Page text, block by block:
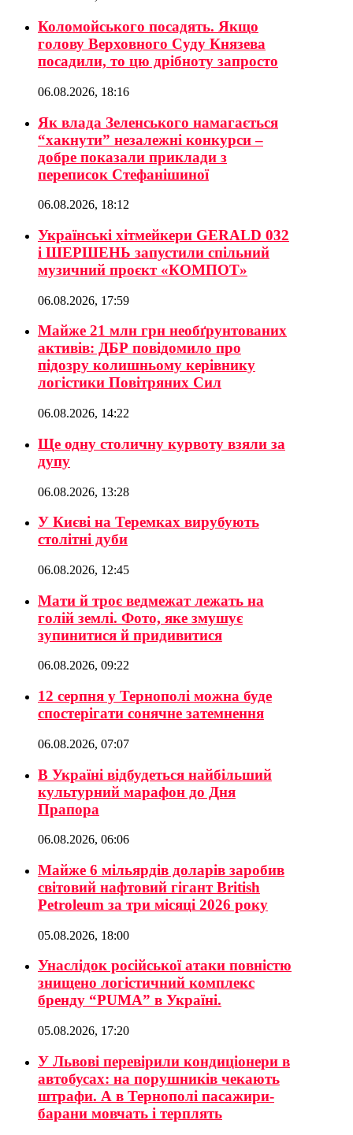
Коломойського посадять. Якщо
голову Верховного Суду Князева
посадили, то цю дрібноту запросто
06.08.2026, 18:16
Як влада Зеленського намагається
“хакнути” незалежні конкурси –
добре показали приклади з
переписок Стефанішиної
06.08.2026, 18:12
Українські хітмейкери GERALD 032
і ШЕРШЕНЬ запустили спільний
музичний проєкт «КОМПОТ»
06.08.2026, 17:59
Майже 21 млн грн необґрунтованих
активів: ДБР повідомило про
підозру колишньому керівнику
логістики Повітряних Сил
06.08.2026, 14:22
Ще одну столичну курвоту взяли за
дупу
06.08.2026, 13:28
У Києві на Теремках вирубують
столітні дуби
06.08.2026, 12:45
Мати й троє ведмежат лежать на
голій землі. Фото, яке змушує
зупинитися й придивитися
06.08.2026, 09:22
12 серпня у Тернополі можна буде
спостерігати сонячне затемнення
06.08.2026, 07:07
В Україні відбудеться найбільший
культурний марафон до Дня
Прапора
06.08.2026, 06:06
Майже 6 мільярдів доларів заробив
світовий нафтовий гігант British
Petroleum за три місяці 2026 року
05.08.2026, 18:00
Унаслідок російської атаки повністю
знищено логістичний комплекс
бренду “PUMA” в Україні.
05.08.2026, 17:20
У Львові перевірили кондиціонери в
автобусах: на порушників чекають
штрафи. А в Тернополі пасажири-
барани мовчать і терплять